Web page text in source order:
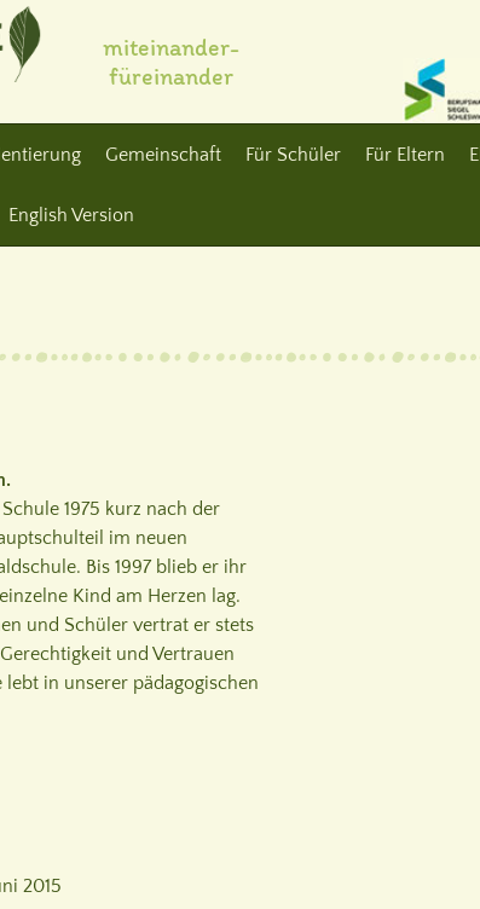
miteinander-
füreinander
Gemeinschaft Für Schüler Für Eltern
English Version
1975 kurz nach der
im neuen
Bis 1997 blieb er ihr
Kind am Herzen lag.
und Schüler vertrat er stets
und Vertrauen
in unserer pädagogischen
2015